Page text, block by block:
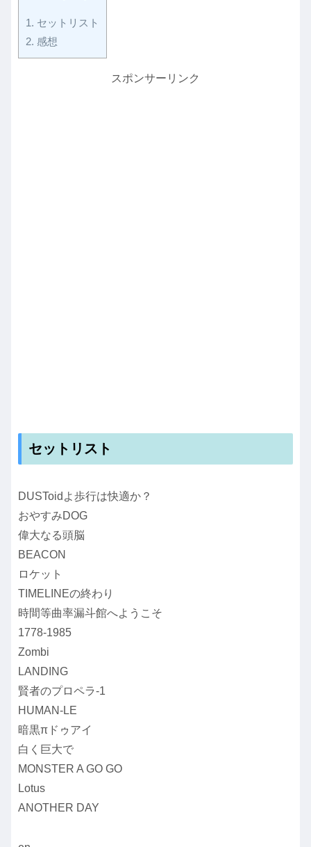
1. セットリスト
2. 感想
スポンサーリンク
セットリスト
DUSToidよ歩行は快適か？
おやすみDOG
偉大なる頭脳
BEACON
ロケット
TIMELINEの終わり
時間等曲率漏斗館へようこそ
1778-1985
Zombi
LANDING
賢者のプロペラ-1
HUMAN-LE
暗黒πドゥアイ
白く巨大で
MONSTER A GO GO
Lotus
ANOTHER DAY